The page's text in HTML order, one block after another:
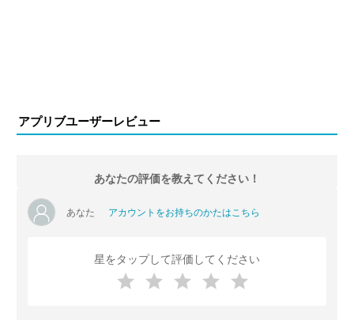
アプリブユーザーレビュー
あなたの評価を教えてください！
あなた アカウントをお持ちのかたはこちら
星をタップして評価してください